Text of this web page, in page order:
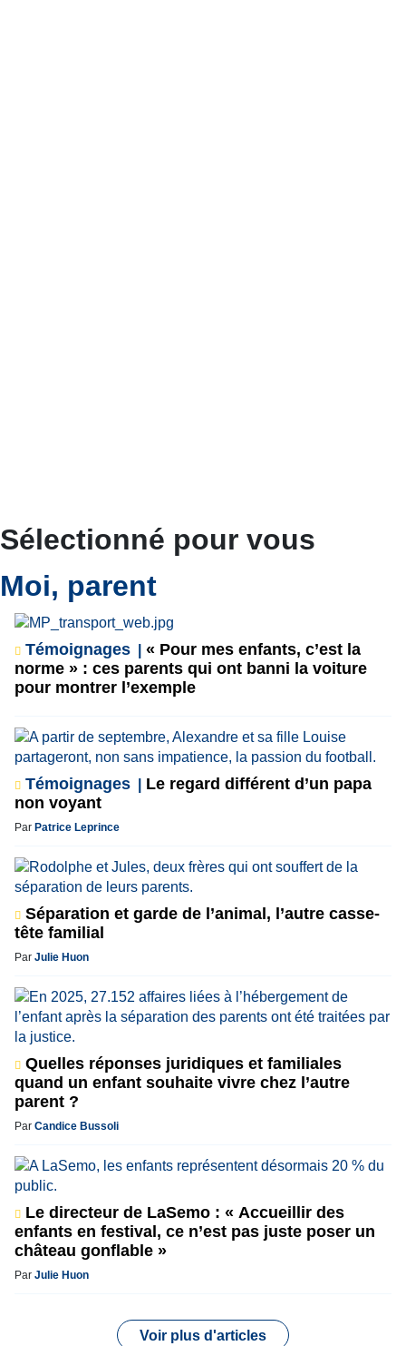
Sélectionné pour vous
Moi, parent
Témoignages
« Pour mes enfants, c’est la
norme » : ces parents qui ont banni la voiture
pour montrer l’exemple
Témoignages
Le regard différent d’un papa
non voyant
Par Patrice Leprince
Séparation et garde de l’animal, l’autre casse-
tête familial
Par Julie Huon
Quelles réponses juridiques et familiales
quand un enfant souhaite vivre chez l’autre
parent ?
Par Candice Bussoli
Le directeur de LaSemo : « Accueillir des
enfants en festival, ce n’est pas juste poser un
château gonflable »
Par Julie Huon
Voir plus d'articles